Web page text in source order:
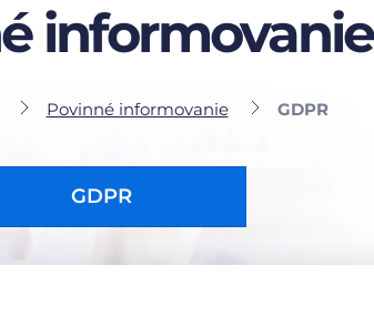
informovanie
Povinné informovanie GDPR
GDPR